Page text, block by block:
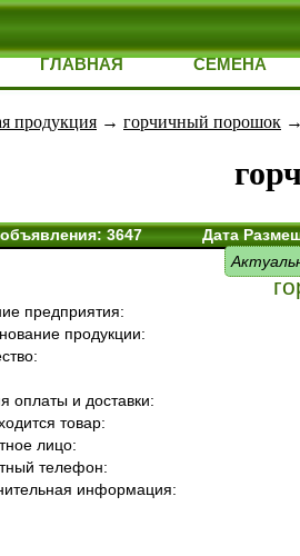
ГЛАВНАЯ СЕМЕНА
продукция → горчичный порошок
3647 Дата
предприятия:
продукции:
оплаты и доставки:
товар:
лицо:
телефон:
информация: